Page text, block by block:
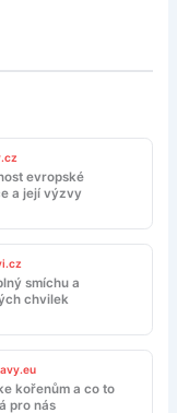
evropské
a její výzvy
smíchu a
chvilek
kořenům a co to
pro nás